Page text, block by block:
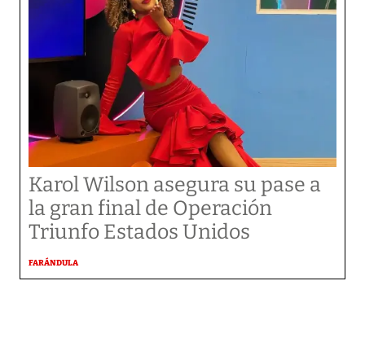
Karol Wilson asegura su pase a
la gran final de Operación
Triunfo Estados Unidos
FARÁNDULA